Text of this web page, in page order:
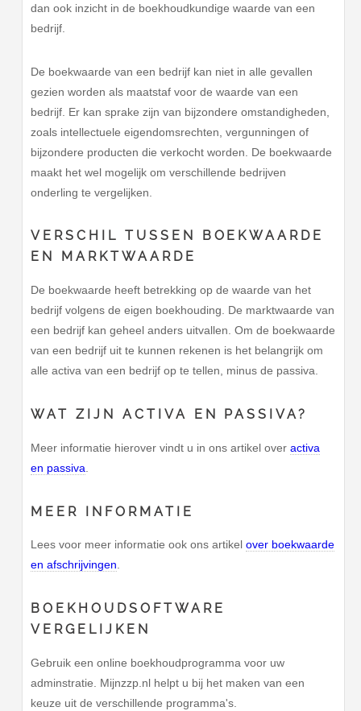
dan ook inzicht in de boekhoudkundige waarde van een
bedrijf.
De boekwaarde van een bedrijf kan niet in alle gevallen
gezien worden als maatstaf voor de waarde van een
bedrijf. Er kan sprake zijn van bijzondere omstandigheden,
zoals intellectuele eigendomsrechten, vergunningen of
bijzondere producten die verkocht worden. De boekwaarde
maakt het wel mogelijk om verschillende bedrijven
onderling te vergelijken.
VERSCHIL TUSSEN BOEKWAARDE
EN MARKTWAARDE
De boekwaarde heeft betrekking op de waarde van het
bedrijf volgens de eigen boekhouding. De marktwaarde van
een bedrijf kan geheel anders uitvallen. Om de boekwaarde
van een bedrijf uit te kunnen rekenen is het belangrijk om
alle activa van een bedrijf op te tellen, minus de passiva.
WAT ZIJN ACTIVA EN PASSIVA?
Meer informatie hierover vindt u in ons artikel overactiva
en passiva
MEER INFORMATIE
Lees voor meer informatie ook ons artikelover boekwaarde
en afschrijvingen.
BOEKHOUDSOFTWARE
VERGELIJKEN
Gebruik een online boekhoudprogramma voor uw
adminstratie. Mijnzzp.nl helpt u bij het maken van een
keuze uit de verschillende programma's.